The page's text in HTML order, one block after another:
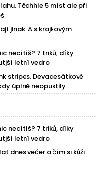
Těchhle 5 míst ale při
jinak. A s krajkovým
necítíš? 7 triků, díky
letní vedro
stripes. Devadesátkové
úplně neopustily
necítíš? 7 triků, díky
letní vedro
dnes večer a čím si kůži